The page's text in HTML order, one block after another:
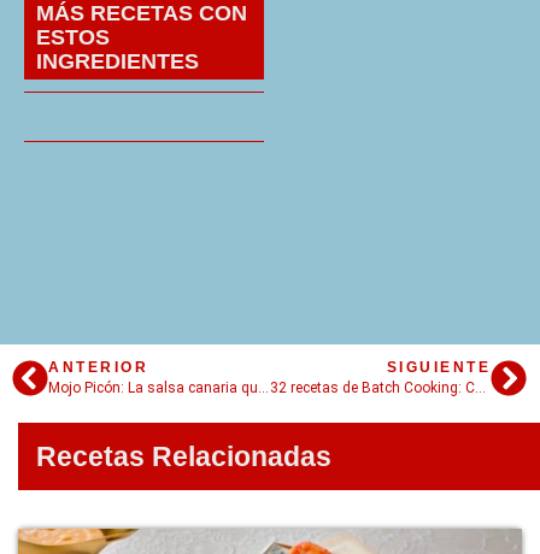
MÁS RECETAS CON
ESTOS
INGREDIENTES
ANTERIOR
Mojo Picón: La salsa canaria que se prepara en 4 pasos y es perfecta para tus papas
SIGUIENTE
32 recetas de Batch Cooking: Cocinar un día y comer toda la semana
Recetas Relacionadas